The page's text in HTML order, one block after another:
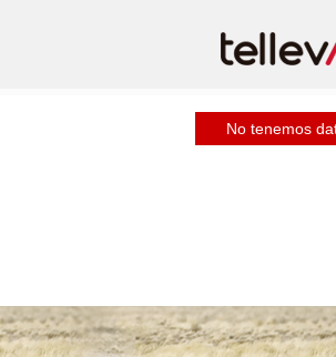
No tenemos